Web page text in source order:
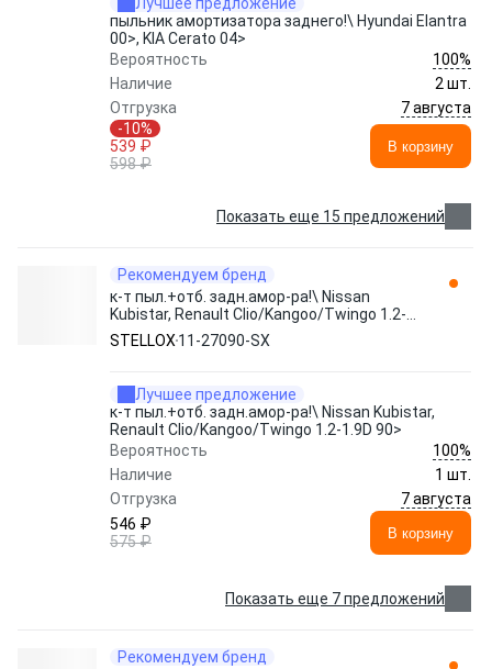
пыльник амортизатора заднего!\ Hyundai Elantra
00>, KIA Cerato 04>
Вероятность
100%
Наличие
2 шт.
Отгрузка
7 августа
-10%
539 ₽
598 ₽
В корзину
Показать еще 15 предложений
Рекомендуем бренд
к-т пыл.+отб. задн.амор-ра!\ Nissan
Kubistar, Renault Clio/Kangoo/Twingo 1.2-
1.9D 90> 11-27090-SX STELLOX
STELLOX 11-27090-SX
Лучшее предложение
к-т пыл.+отб. задн.амор-ра!\ Nissan Kubistar,
Renault Clio/Kangoo/Twingo 1.2-1.9D 90>
Вероятность
100%
Наличие
1 шт.
Отгрузка
7 августа
546 ₽
575 ₽
В корзину
Показать еще 7 предложений
Рекомендуем бренд